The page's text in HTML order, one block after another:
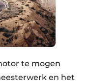
te mogen
en het